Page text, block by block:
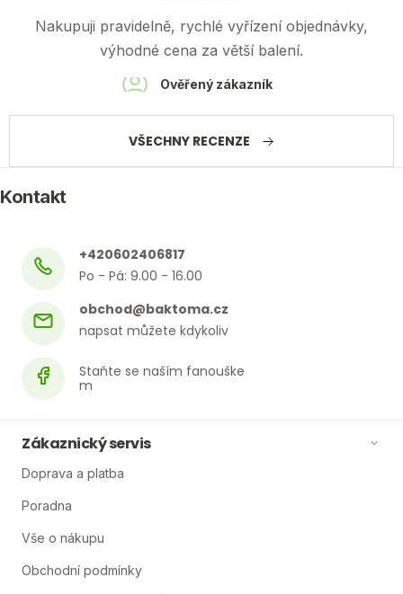
VŠECHNY RECENZE
Nakupuji pravidelně, rychlé vyřízení objednávky,
výhodné cena za větší balení.
Ověřený zákazník
Kontakt
obchod@baktoma.cz
+420602406817
Zákaznický servis
Doprava a platba
Poradna
Vše o nákupu
Obchodní podmínky